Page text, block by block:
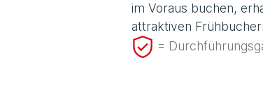
im Voraus buchen,
attraktiven
=